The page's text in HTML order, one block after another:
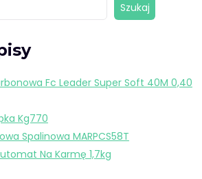
Szukaj
Fc Leader Super Soft 40M 0,40
Kg770
Spalinowa MARPCS58T
Na Karmę 1,7kg